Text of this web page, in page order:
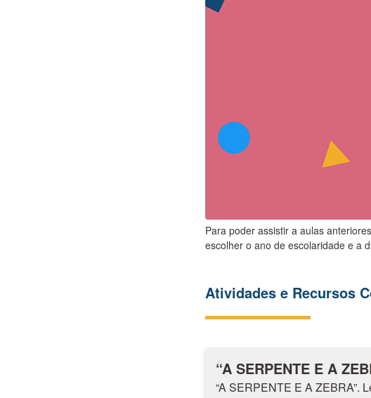
Para poder assistir a aulas
escolher o ano de escolaridade e a
Atividades e Recursos
“A SERPENTE E A
“A SERPENTE E A ZEBRA”.